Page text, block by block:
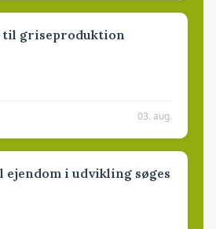
til griseproduktion
03. aug.
ejendom i udvikling søges